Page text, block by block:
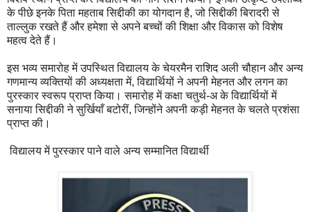
के पीछे इनके पिता महताब सिद्दीकी का योगदान है, जो सिद्दीकी बिरादरी से
ताल्लुक रखते हैं और हमेशा से अपने बच्चों की शिक्षा और विकास को विशेष
महत्व देते हैं।
इस भव्य समारोह में उपस्थित विद्यालय के चेयरमैन राशिद अली चौहान और अन्य
गणमान्य व्यक्तियों की अध्यक्षता में, विद्यार्थियों ने अपनी मेहनत और लगन का
पुरस्कार स्वरूप प्राप्त किया। समारोह में कक्षा चतुर्थ-अ के विद्यार्थियों में
सनाया सिद्दीकी ने सुर्खियाँ बटोरीं, जिन्होंने अपनी कड़ी मेहनत के चलते प्रशंसा
प्राप्त की।
विद्यालय में पुरस्कार पाने वाले अन्य सम्मानित विद्यार्थी